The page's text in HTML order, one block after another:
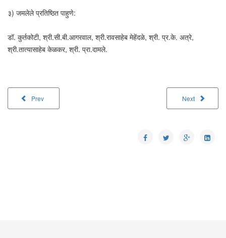
३) जमलेले प्रतिष्ठित पाहुणे:
डॉ. कुर्तकोटी, श्री.सी.बी.आगरवाल, श्री.रावसाहेब मेहेंदळे, श्री. प्र.के. अत्रे,
श्री.तात्यासाहेब केळकर, श्री. प्रा.दामले.
Prev Next